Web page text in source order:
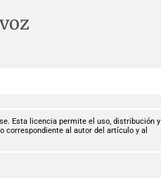
Esta licencia permite el uso, distribución y
correspondiente al autor del artículo y al